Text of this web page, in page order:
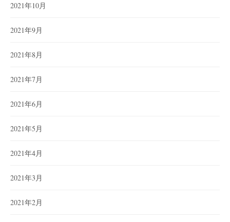
2021年10月
2021年9月
2021年8月
2021年7月
2021年6月
2021年5月
2021年4月
2021年3月
2021年2月